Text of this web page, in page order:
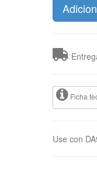
Ficha
Use con